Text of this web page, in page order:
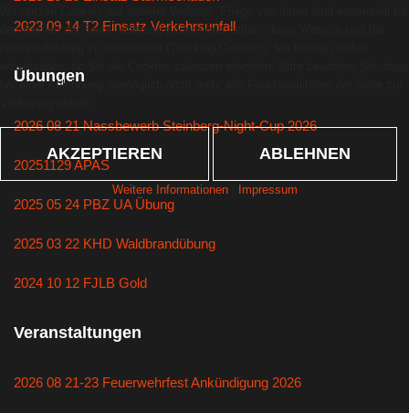
2023 09 14 T2 Einsatz Verkehrsunfall
Übungen
2026 08 21 Nassbewerb Steinberg-Night-Cup 2026
20251129 APAS
2025 05 24 PBZ UA Übung
2025 03 22 KHD Waldbrandübung
2024 10 12 FJLB Gold
Veranstaltungen
2026 08 21-23 Feuerwehrfest Ankündigung 2026
den Betrieb der Seite, während andere uns helfen, diese Website und die
entscheiden, ob Sie die Cookies zulassen möchten. Bitte beachten Sie, dass
bei einer Ablehnung womöglich nicht mehr alle Funktionalitäten der Seite zur
AKZEPTIEREN ABLEHNEN
Weitere Informationen| Impressum